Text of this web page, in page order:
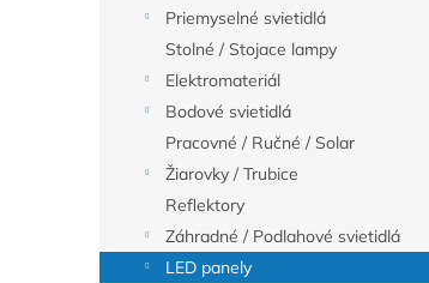
Priemyselné svietidlá
Stolné / Stojace lampy
Elektromateriál
Bodové svietidlá
Pracovné / Ručné / Solar
Žiarovky / Trubice
Reflektory
Záhradné / Podlahové svietidlá
LED panely